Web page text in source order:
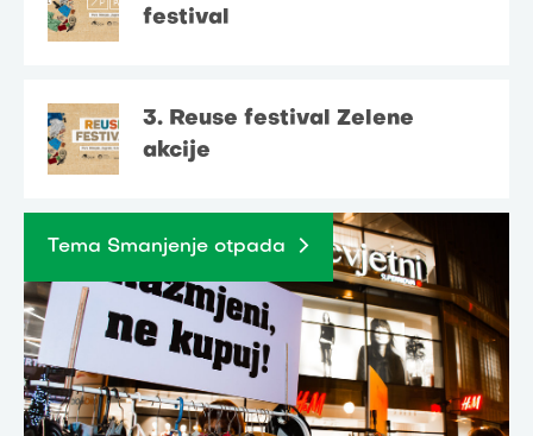
festival
3. Reuse festival Zelene
akcije
Tema Smanjenje otpada